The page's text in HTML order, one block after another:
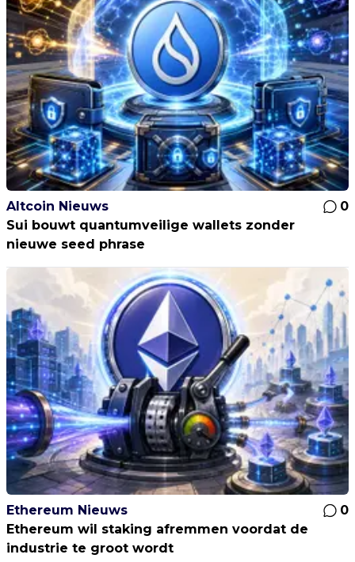
Altcoin Nieuws
0
Sui bouwt quantumveilige wallets zonder
nieuwe seed phrase
Ethereum Nieuws
0
Ethereum wil staking afremmen voordat de
industrie te groot wordt